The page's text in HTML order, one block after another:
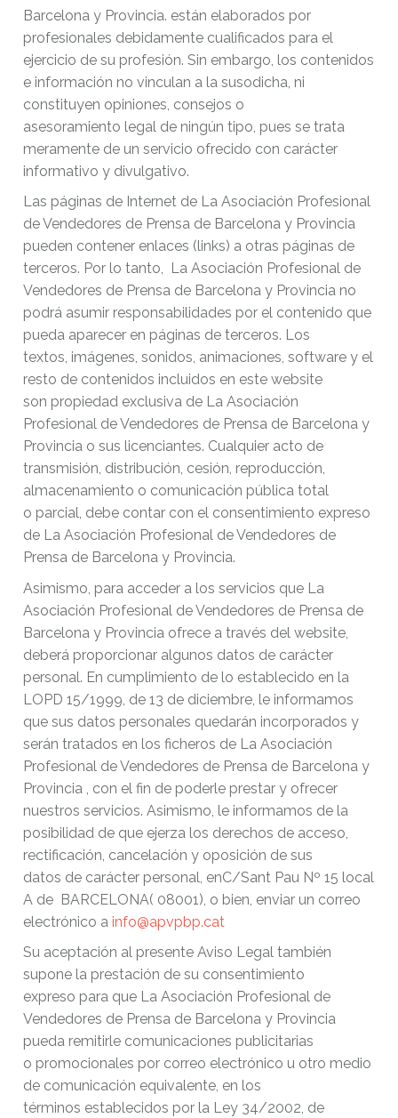
Barcelona y Provincia. están elaborados por
profesionales debidamente cualificados para el
ejercicio de su profesión. Sin embargo, los contenidos
e información no vinculan a la susodicha, ni
constituyen opiniones, consejos o
asesoramiento legal de ningún tipo, pues se trata
meramente de un servicio ofrecido con carácter
informativo y divulgativo.
Las páginas de Internet de La Asociación Profesional
de Vendedores de Prensa de Barcelona y Provincia
pueden contener enlaces (links) a otras páginas de
terceros. Por lo tanto, La Asociación Profesional de
Vendedores de Prensa de Barcelona y Provincia no
podrá asumir responsabilidades por el contenido que
pueda aparecer en páginas de terceros. Los
textos, imágenes, sonidos, animaciones, software y el
resto de contenidos incluidos en este website
son propiedad exclusiva de La Asociación
Profesional de Vendedores de Prensa de Barcelona y
Provincia o sus licenciantes. Cualquier acto de
transmisión, distribución, cesión, reproducción,
almacenamiento o comunicación pública total
o parcial, debe contar con el consentimiento expreso
de La Asociación Profesional de Vendedores de
Prensa de Barcelona y Provincia.
Asimismo, para acceder a los servicios que La
Asociación Profesional de Vendedores de Prensa de
Barcelona y Provincia ofrece a través del website,
deberá proporcionar algunos datos de carácter
personal. En cumplimiento de lo establecido en la
LOPD 15/1999, de 13 de diciembre, le informamos
que sus datos personales quedarán incorporados y
serán tratados en los ficheros de La Asociación
Profesional de Vendedores de Prensa de Barcelona y
Provincia , con el fin de poderle prestar y ofrecer
nuestros servicios. Asimismo, le informamos de la
posibilidad de que ejerza los derechos de acceso,
rectificación, cancelación y oposición de sus
datos de carácter personal, enC/Sant Pau Nº 15 local
A de BARCELONA( 08001), o bien, enviar un correo
electrónico ainfo@apvpbp.cat
Su aceptación al presente Aviso Legal también
supone la prestación de su consentimiento
expreso para que La Asociación Profesional de
Vendedores de Prensa de Barcelona y Provincia
pueda remitirle comunicaciones publicitarias
o promocionales por correo electrónico u otro medio
de comunicación equivalente, en los
términos establecidos por la Ley 34/2002, de